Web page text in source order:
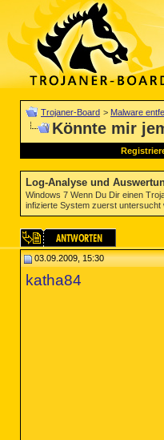
Trojaner-Board > Malware
Könnte mir
Log-Analyse und
Windows 7 Wenn Du Dir einen
infizierte System zuerst untersucht
03.09.2009, 15:30
katha84